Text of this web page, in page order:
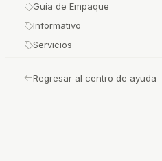
Guía de Empaque
Informativo
Servicios
Regresar al centro de ayuda